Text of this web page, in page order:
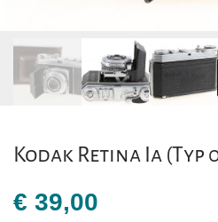
Kodak Retina Ia (Typ
€ 39,00